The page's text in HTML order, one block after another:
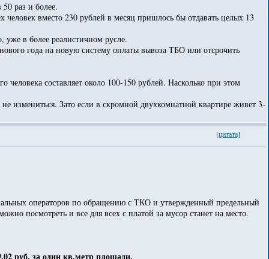
раз и более.
человек вместо 230 рублей в месяц пришлось бы отдавать целых 13
уже в более реалистичном русле.
года на новую систему оплаты вывоза ТБО или отсрочить
составляет около 100-150 рублей. Насколько при этом
измениться. Зато если в скромной двухкомнатной квартире живет 3-
[цитата]
операторов по обращению с ТКО и утвержденный предельный
посмотреть и все для всех с платой за мусор станет на место.
руб. за один кв.метр площади.